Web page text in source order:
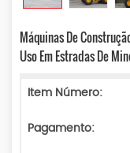
Máquinas De
Uso Em Estradas De
Item Número:
Pagamento: